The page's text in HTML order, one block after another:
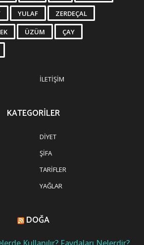
YULAF ZERDEÇAL
ÜZÜM ÇAY
İLETIŞIM
KATEGORILER
DIYET
ŞIFA
TARIFLER
YAĞLAR
DOĞA